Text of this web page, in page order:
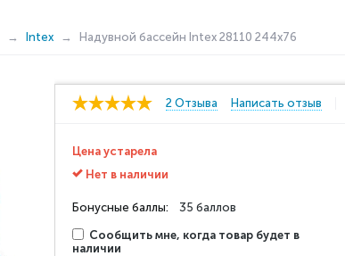
Intex Надувной бассейн Intex 28110 244x76
2 Отзыва Написать отзыв
Цена устарела
Нет в наличии
Бонусные баллы: 35 баллов
Сообщить мне, когда товар будет в
наличии